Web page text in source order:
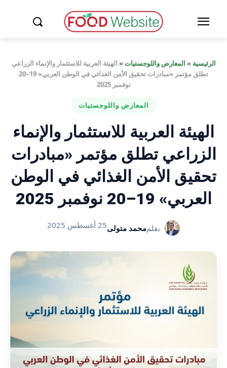
الرئيسية « المعارض واللوجستيات« الهيئة العربية للاستثمار والإنماء الزراعي
تطلق مؤتمر «مبادرات تحقيق الأمن الغذائي في الوطن العربي» 19–20
نوفمبر 2025
المعارض واللوجستيات
الهيئة العربية للاستثمار والإنماء
الزراعي تطلق مؤتمر «مبادرات
تحقيق الأمن الغذائي في الوطن
العربي» 19–20 نوفمبر 2025
بقلممحمد متولى25 أغسطس 2025